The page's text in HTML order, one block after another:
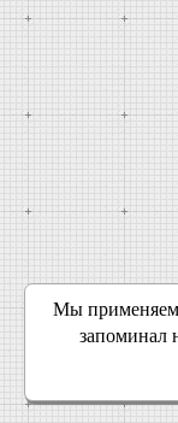
Мы применяем
запоминал